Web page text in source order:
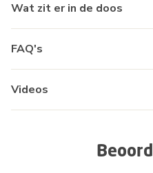
Wat zit er in de doos
FAQ's
Videos